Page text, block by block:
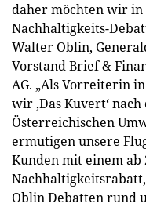
daher möchten wir
Nachhaltigkeits-
Walter Oblin,
Vorstand Brief &
AG. „Als Vorreiterin
wir ‚Das Kuvert‘
Österreichischen
ermutigen unsere
Kunden mit einem ab
Oblin Debatten rund